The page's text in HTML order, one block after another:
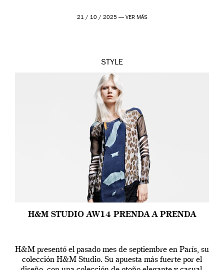
21 / 10 / 2025 — VER MÁS
STYLE
H&M STUDIO AW14 PRENDA A PRENDA
H&M presentó el pasado mes de septiembre en París, su
colección H&M Studio. Su apuesta más fuerte por el